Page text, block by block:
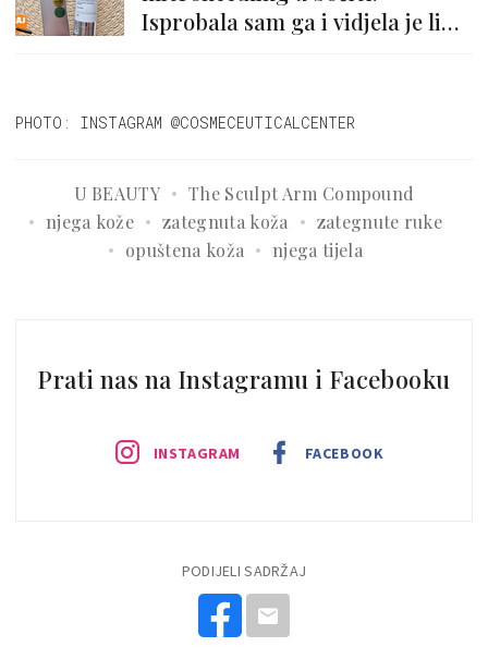
Isprobala sam ga i vidjela je li
PHOTO: INSTAGRAM @COSMECEUTICALCENTER
U BEAUTY
The Sculpt Arm Compound
njega kože
zategnuta koža
zategnute ruke
opuštena koža
njega tijela
Prati nas na Instagramu i Facebooku
INSTAGRAM FACEBOOK
PODIJELI SADRŽAJ